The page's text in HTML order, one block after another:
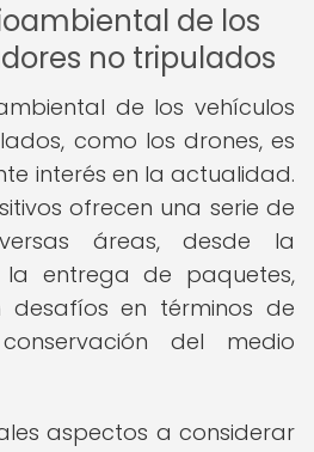
de los
no tripulados
de los vehículos
como los drones, es
interés en la actualidad.
ofrecen una serie de
áreas, desde la
entrega de paquetes,
desafíos en términos de
del medio
aspectos a considerar